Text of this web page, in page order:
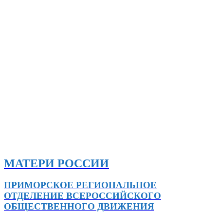
МАТЕРИ РОССИИ
ПРИМОРСКОЕ РЕГИОНАЛЬНОЕ
ОТДЕЛЕНИЕ ВСЕРОССИЙСКОГО
ОБЩЕСТВЕННОГО ДВИЖЕНИЯ